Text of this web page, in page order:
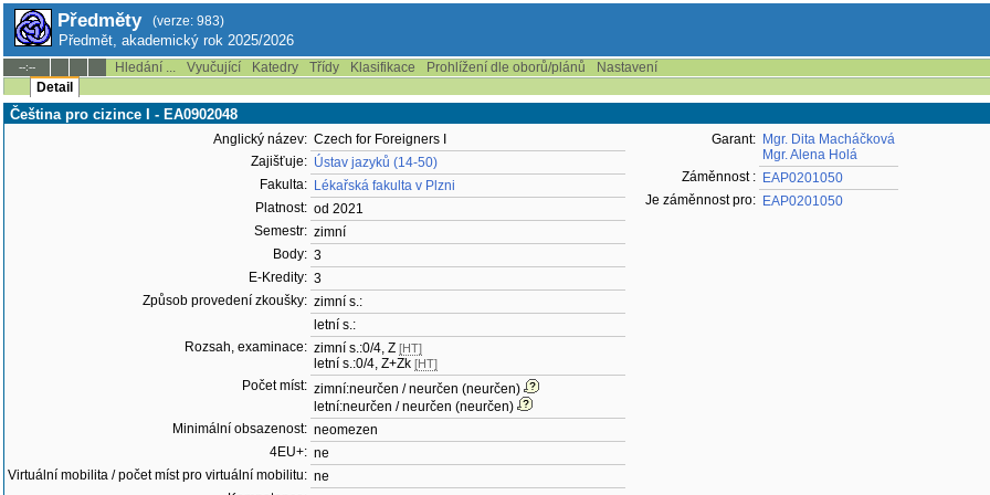
Předměty (verze: 983)
Předmět, akademický rok 2025/2026
--:-- Hledání ... Vyučující Katedry Třídy Klasifikace Prohlížení dle oborů/plánů
Nastavení
Detail
Čeština pro cizince I - EA0902048
Anglický název: Czech for Foreigners I
Zajišťuje: Ústav jazyků (14-50)
Fakulta: Lékařská fakulta v Plzni
Platnost: od 2021
Semestr: zimní
Body: 3
E-Kredity: 3
Způsob provedení zkoušky: zimní s.:
letní s.:
Rozsah, examinace: zimní s.:0/4, Z [HT]
letní s.:0/4, Z+Zk [HT]
Počet míst: zimní:neurčen / neurčen (neurčen)
letní:neurčen / neurčen (neurčen)
Minimální obsazenost: neomezen
4EU+: ne
Virtuální mobilita / počet míst pro virtuální mobilitu: ne
Garant: Mgr. Dita Macháčková
Mgr. Alena Holá
Záměnnost : EAP0201050
Je záměnnost pro: EAP0201050